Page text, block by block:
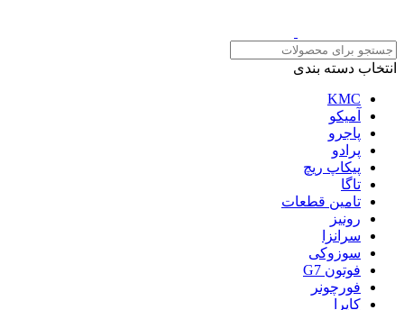
انتخاب دسته بندی
KMC
آمیکو
پاجرو
پرادو
پیکاپ ریچ
تاگا
تامین قطعات
رونیز
سرانزا
سوزوکی
فوتون G7
فورچونر
کاپرا